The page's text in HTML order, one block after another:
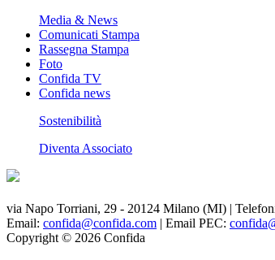
Media & News
Comunicati Stampa
Rassegna Stampa
Foto
Confida TV
Confida news
Sostenibilità
Diventa Associato
via Napo Torriani, 29 - 20124 Milano (MI) |
Email: confida@confida.com | Email PEC:
Copyright © 2026 Confida